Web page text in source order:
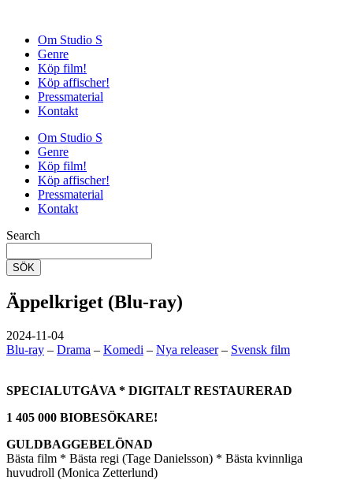
Om Studio S
Genre
Köp film!
Köp affischer!
Pressmaterial
Kontakt
Om Studio S
Genre
Köp film!
Köp affischer!
Pressmaterial
Kontakt
Search
SÖK
Äppelkriget (Blu-ray)
2024-11-04
Blu-ray – Drama – Komedi – Nya releaser– Svensk film
SPECIALUTGÅVA * DIGITALT RESTAURERAD
1 405 000 BIOBESÖKARE!
GULDBAGGEBELÖNAD
Bästa film * Bästa regi (Tage Danielsson) * Bästa kvinnliga
huvudroll (Monica Zetterlund)